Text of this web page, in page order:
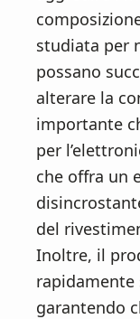
studiata per
possano
alterare la
importante
per
che offra un
del
Inoltre, il
rapidamente
garantendo